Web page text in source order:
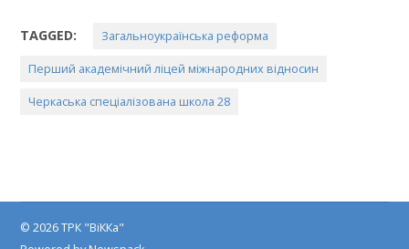
TAGGED: Загальноукраїнська реформа
Перший академічний ліцей міжнародних відносин
Черкаська спеціалізована школа 28
© 2026 ТРК "ВіККа"